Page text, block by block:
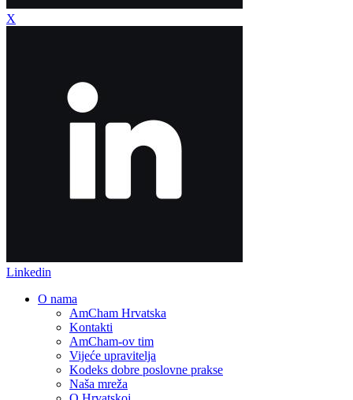
X
Linkedin
O nama
AmCham Hrvatska
Kontakti
AmCham-ov tim
Vijeće upravitelja
Kodeks dobre poslovne prakse
Naša mreža